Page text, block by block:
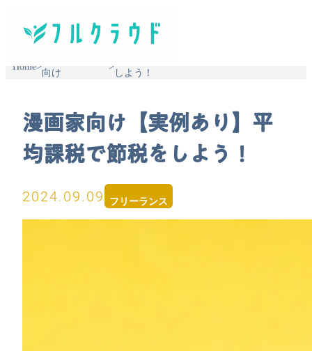
Home>
向け
>
しよう！
漫画家向け【実例あり】平
均課税で節税をしよう！
2024.09.09 フリーランス